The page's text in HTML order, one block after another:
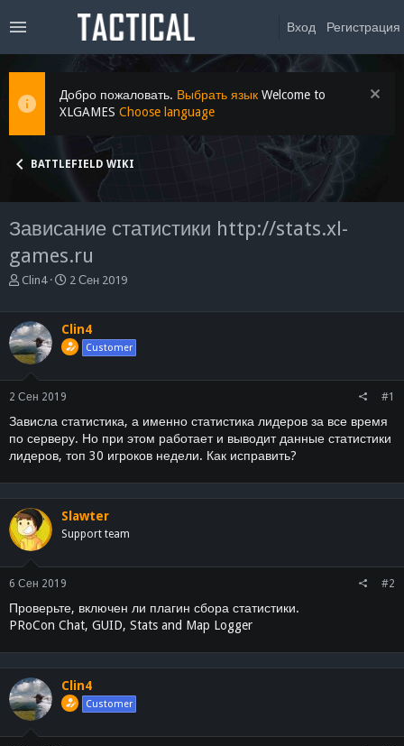
Вход Регистрация
Добро пожаловать. Выбрать язык Welcome to
XLGAMES Choose language
BATTLEFIELD WIKI
Зависание статистики http://stats.xl-
games.ru
А
о
р
т
м
Clin4
Д
а
н
а
2 Сен 2019
Clin4
Customer
2 Сен 2019 #1
Зависла статистика, а именно статистика лидеров за все время
по серверу. Но при этом работает и выводит данные статистики
лидеров, топ 30 игроков недели. Как исправить?
Slawter
Support team
6 Сен 2019 #2
Проверьте, включен ли плагин сбора статистики.
PRoCon Chat, GUID, Stats and Map Logger
Clin4
Customer